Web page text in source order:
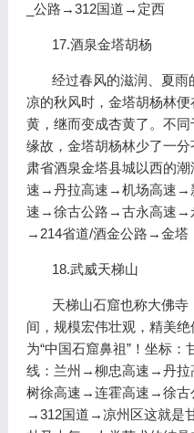
_公路→312国道→定西
17.酒泉金塔胡杨
经过春风的滋润、夏雨
凉的秋风时，金塔胡杨林
黄，继而变成杏黄了。不
缘故，金塔胡杨林少了一
肃省酒泉金塔县城以西的
速→丹拉高速→机场高速→
速→徐古公路→古永高速→
→214省道/酒金公路→金塔
18.武威天梯山
天梯山石窟也称大佛寺
间，规模宏伟壮观，精美
为“中国石窟鼻祖”！坐标
线：兰州→柳忠高速→丹
树徐高速→连霍高速→徐
→312国道→凉州区这就是